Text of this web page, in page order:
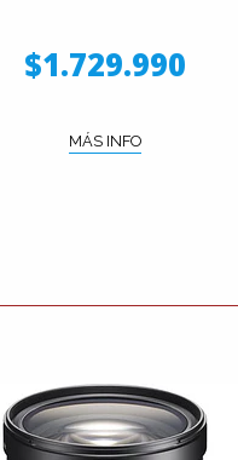
$1.729.990
MÁS INFO